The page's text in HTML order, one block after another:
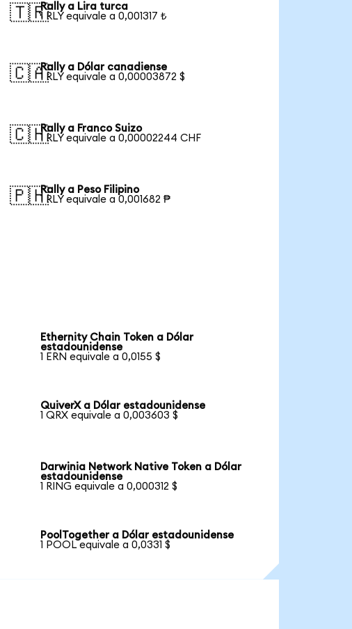
🇹🇷Rally a Lira turca
1 RLY equivale a 0,001317 ₺
🇨🇦Rally a Dólar canadiense
1 RLY equivale a 0,00003872 $
🇨🇭Rally a Franco Suizo
1 RLY equivale a 0,00002244 CHF
🇵🇭Rally a Peso Filipino
1 RLY equivale a 0,001682 ₱
Ethernity Chain Token a Dólar
estadounidense
1 ERN equivale a 0,0155 $
QuiverX a Dólar estadounidense
1 QRX equivale a 0,003603 $
Darwinia Network Native Token a Dólar
estadounidense
1 RING equivale a 0,000312 $
PoolTogether a Dólar estadounidense
1 POOL equivale a 0,0331 $